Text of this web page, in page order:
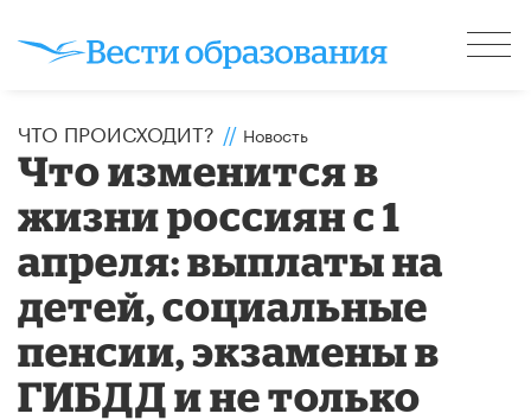
ЧТО ПРОИСХОДИТ? // Новость
Что изменится в
жизни россиян с 1
апреля: выплаты на
детей, социальные
пенсии, экзамены в
ГИБДД и не только